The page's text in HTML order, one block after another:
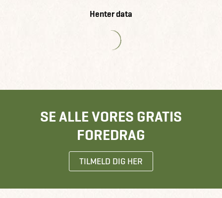
Henter data
SE ALLE VORES GRATIS
FOREDRAG
TILMELD DIG HER